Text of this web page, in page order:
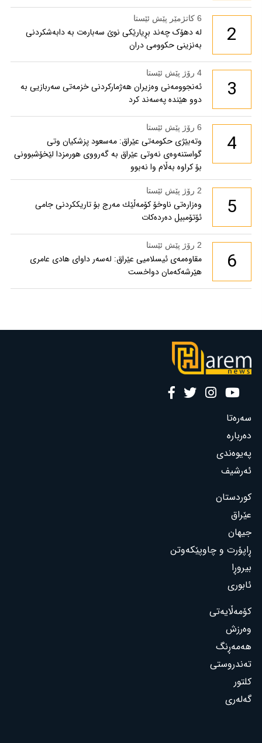
2
6 کاتژمێر پێش ئێستا
لە دهۆک چەند بڕیارێکی نوێ سەبارەت بە دابەشکردنی
بەنزینی حکوومی دران
3
4 رۆژ پێش ئێستا
ئەنجوومەنی وەزیران هەژمارکردنی خزمەتی سەربازیی بە
دوو هێندە پەسەند کرد
4
6 رۆژ پێش ئێستا
وتەبێژی حکومەتی عێراق: مەسعود پزشكیان وتی
گواستنەوەی نەوتی عێراق بە گەرووی هورمزدا لێخۆشبوونی
بۆ كراوە بەڵام وا نەبوو
5
2 رۆژ پێش ئێستا
وەزارەتی ناوخۆ كۆمەڵێك مەرج بۆ تاریككردنی جامی
ئۆتۆمبیل دەردەكات
6
2 رۆژ پێش ئێستا
مقاوەمەی ئیسلامیی عێراق: لەسەر داوای هادی عامری
هێرشەکەمان دواخست
سەرەتا
دەربارە
پەیوەندی
ئەرشیف
کوردستان
عێراق
جیهان
ڕاپۆرت و چاوپێکەوتن
بیروڕا
ئابوری
کۆمەڵایەتی
وەرزش
هەمەڕنگ
تەندروستی
کلتور
گەلەری